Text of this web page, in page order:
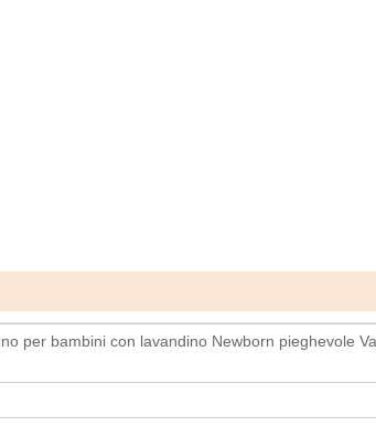
per bambini con lavandino Newborn pieghevole